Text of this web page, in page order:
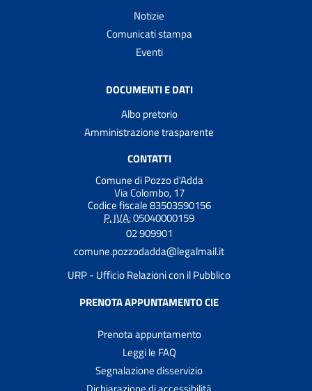
Notizie
Comunicati stampa
Eventi
DOCUMENTI E DATI
Albo pretorio
Amministrazione trasparente
CONTATTI
Comune di Pozzo d'Adda
Via Colombo, 17
Codice fiscale 83503590156
P. IVA:05040000159
02 909901
comune.pozzodadda@legalmail.it
URP - Ufficio Relazioni con il Pubblico
PRENOTA APPUNTAMENTO CIE
Prenota appuntamento
Leggi le FAQ
Segnalazione disservizio